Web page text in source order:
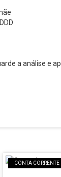
a análise e
CONTA CORRENTE